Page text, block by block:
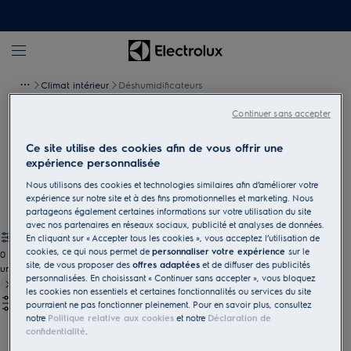
Climat intérieur Déshumidificateurs
Déshumidificateurs
Créez un environnement idéal dans chaque pièce grâce à nos
déshumidificateurs, pour profiter en tout temps d'un air plus sain.
0
undefined
Ce site utilise des cookies afin de vous offrir une
expérience personnalisée
Nous utilisons des cookies et technologies similaires afin d’améliorer votre
expérience sur notre site et à des fins promotionnelles et marketing. Nous
partageons également certaines informations sur votre utilisation du site
avec nos partenaires en réseaux sociaux, publicité et analyses de données.
En cliquant sur « Accepter tous les cookies », vous acceptez l’utilisation de
cookies, ce qui nous permet depersonnaliser votre expériencesur le
site, de vous proposer desoffres adaptées et de diffuser des publicités
personnalisées. En choisissant « Continuer sans accepter », vous bloquez
les cookies non essentiels et certaines fonctionnalités ou services du site
pourraient ne pas fonctionner pleinement. Pour en savoir plus, consultez
notre Politique relative aux cookies et notre Déclaration de
confidentialité.
Continuer sans accepter